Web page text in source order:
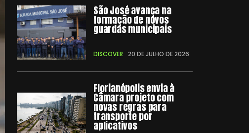
São José avança na
formação de novos
guardas municipais
DISCOVER 20 DE JULHO DE 2026
Florianópolis envia à
Câmara projeto com
novas regras para
transporte por
aplicativos